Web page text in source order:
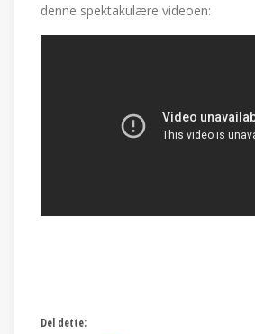
denne spektakulære videoen:
Del dette: